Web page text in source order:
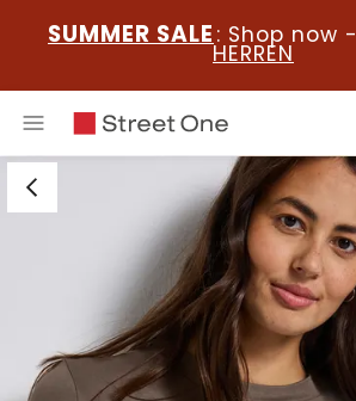
SUMMER SALE : Shop now -
HERREN